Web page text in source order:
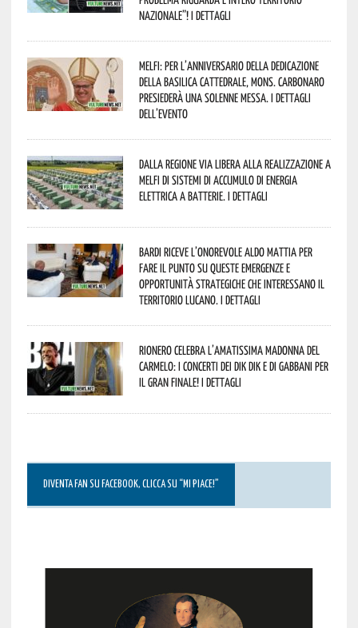
Nazionale”! I dettagli
Melfi: per l’anniversario della Dedicazione
della Basilica Cattedrale, Mons. Carbonaro
presiederà una solenne messa. I dettagli
dell’evento
Dalla Regione via libera alla realizzazione a
Melfi di sistemi di accumulo di energia
elettrica a batterie. I dettagli
Bardi riceve l’onorevole Aldo Mattia per
fare il punto su queste emergenze e
opportunità strategiche che interessano il
territorio lucano. I dettagli
Rionero celebra l’amatissima Madonna del
Carmelo: i concerti dei DIK DIK e di Gabbani per
il gran finale! I dettagli
DIVENTA FAN SU FACEBOOK, CLICCA SU “MI PIACE!”